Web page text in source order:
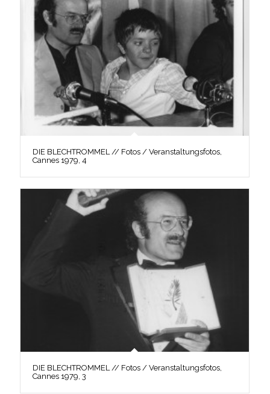
DIE BLECHTROMMEL // Fotos / Veranstaltungsfotos,
Cannes 1979, 4
DIE BLECHTROMMEL // Fotos / Veranstaltungsfotos,
Cannes 1979, 3